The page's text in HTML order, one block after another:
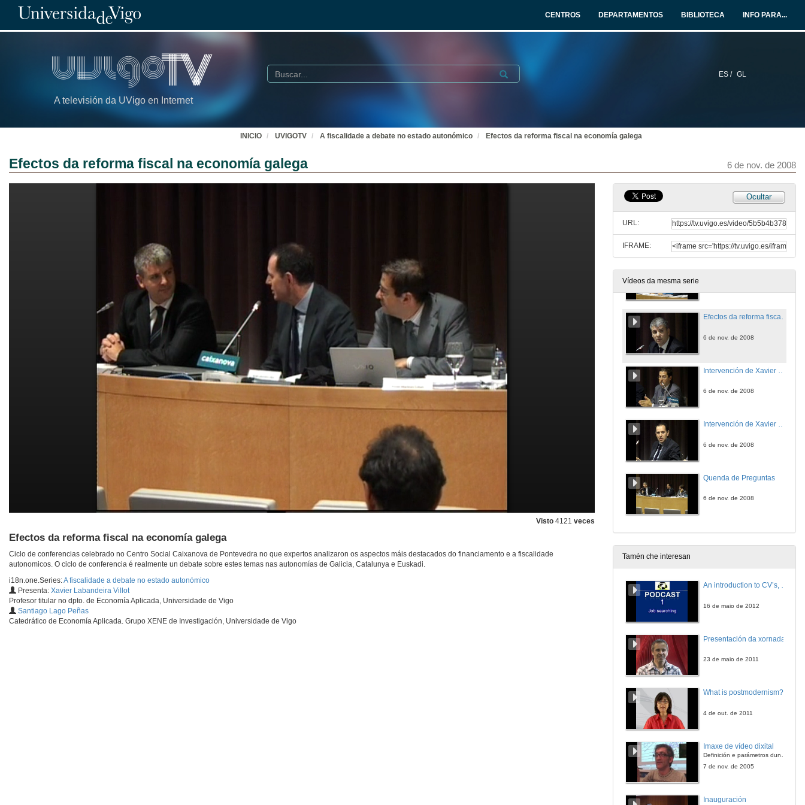
CENTROS DEPARTAMENTOS BIBLIOTECA INFO PARA...
A televisión da UVigo en Internet
ES / GL
Buscar Submit
INICIO UVIGOTV A fiscalidade a debate no estado autonómico Efectos da reforma fiscal na economía galega
Efectos da reforma fiscal na economía galega 6 de nov. de 2008
Visto 4121 veces
Efectos da reforma fiscal na economía galega
Ciclo de conferencias celebrado no Centro Social Caixanova de Pontevedra no que expertos analizaron os aspectos máis destacados do financiamento e a fiscalidade
autonomicos. O ciclo de conferencia é realmente un debate sobre estes temas nas autonomías de Galicia, Catalunya e Euskadi.
i18n.one.Series:A fiscalidade a debate no estado autonómico
Presenta: Xavier Labandeira Villot
Profesor titular no dpto. de Economía Aplicada, Universidade de Vigo
Santiago Lago Peñas
Catedrático de Economía Aplicada. Grupo XENE de Investigación, Universidade de Vigo
Ocultar
URL:
IFRAME:
Vídeos da mesma serie
3 de nov. de 2008
5 de nov. de 2008
Efectos da reforma fiscal na economía galega
6 de nov. de 2008
6 de nov. de 2008
Intervención de Xavier Labandeira
6 de nov. de 2008
Quenda de Preguntas
6 de nov. de 2008
Tamén che interesan
An introduction to CV’s, letters, and job searching
16 de maio de 2012
Presentación da xornada
23 de maio de 2011
What is postmodernism?
4 de out. de 2011
Imaxe de vídeo dixital
Definición e parámetros dunha imaxe dixital. Resolución e Aspecto. Profundidade da cor. Compresión. Frame por segundo. Entrelazado. Campos, cadros
7 de nov. de 2005
Inauguración